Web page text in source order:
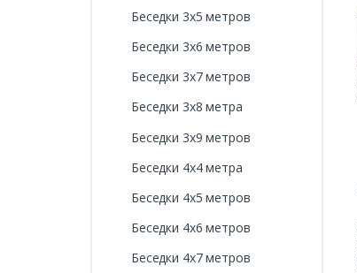
Беседки 3х5 метров
Беседки 3х6 метров
Беседки 3х7 метров
Беседки 3х8 метра
Беседки 3х9 метров
Беседки 4х4 метра
Беседки 4х5 метров
Беседки 4х6 метров
Беседки 4х7 метров